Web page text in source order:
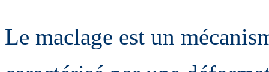
Le maclage est un